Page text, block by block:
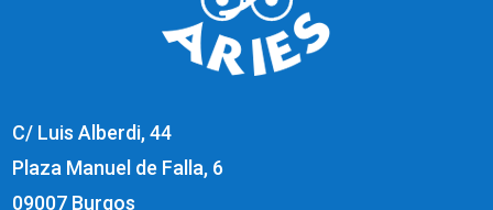
C/ Luis Alberdi, 44
Plaza Manuel de Falla, 6
09007 Burgos